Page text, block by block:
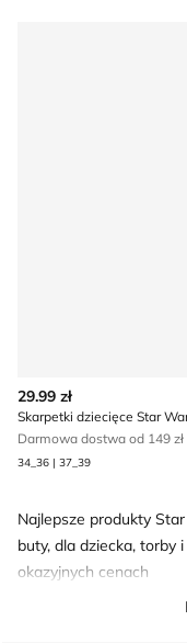
29.99 zł
Skarpetki dziecięce Star
Darmowa dostwa od 149 zł
34_36 | 37_39
Najlepsze produkty
buty, dla dziecka,
okazyjnych cenach